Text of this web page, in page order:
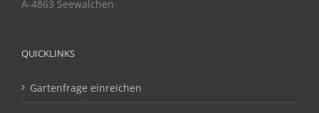
A-4863 Seewalchen
QUICKLINKS
Gartenfrage einreichen